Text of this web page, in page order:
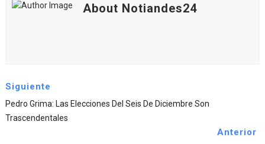
About Notiandes24
Siguiente
Pedro Grima: Las Elecciones Del Seis De Diciembre Son
Trascendentales
Anterior